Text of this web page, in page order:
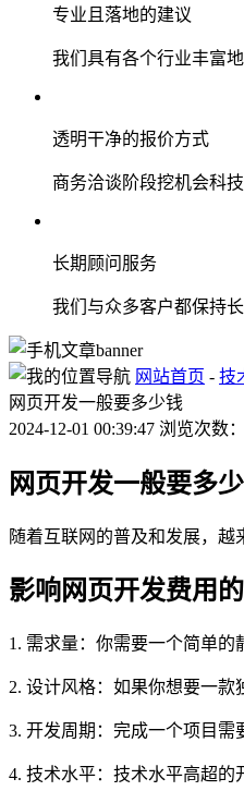
专业且落地的建议
我们具有各个行业丰富
透明干净的报价方式
商务洽谈阶段挖机会科
长期顾问服务
我们与众多客户都保持
网站首页 - 技
网页开发一般要多少钱
2024-12-01 00:39:47 浏览次数
网页开发一般要多少
随着互联网的普及和发展，
影响网页开发费用
1. 需求量：你需要一个简单的
2. 设计风格：如果你想要一款
3. 开发周期：完成一个项目需
4. 技术水平：技术水平高超的